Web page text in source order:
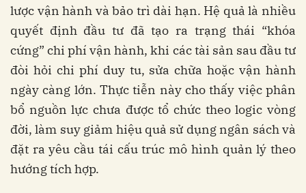
lược vận hành và bảo trì dài hạn. Hệ quả là nhiều
quyết định đầu tư đã tạo ra trạng thái “khóa
cứng” chi phí vận hành, khi các tài sản sau đầu tư
đòi hỏi chi phí duy tu, sửa chữa hoặc vận hành
ngày càng lớn. Thực tiễn này cho thấy việc phân
bổ nguồn lực chưa được tổ chức theo logic vòng
đời, làm suy giảm hiệu quả sử dụng ngân sách và
đặt ra yêu cầu tái cấu trúc mô hình quản lý theo
hướng tích hợp.